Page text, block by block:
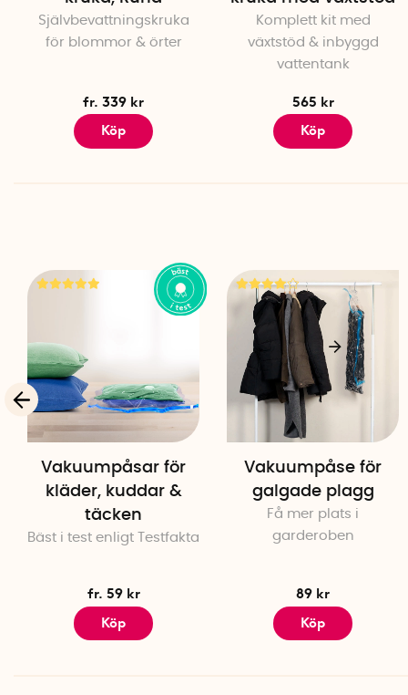
Självbevattningskruka
för blommor & örter
fr. 339 kr
Köp
Komplett kit med
växtstöd & inbyggd
vattentank
565 kr
Köp
Vakuumpåsar för
kläder, kuddar &
täcken
Bäst i test enligt Testfakta
fr. 59 kr
Köp
Vakuumpåse för
galgade plagg
Få mer plats i
garderoben
89 kr
Köp